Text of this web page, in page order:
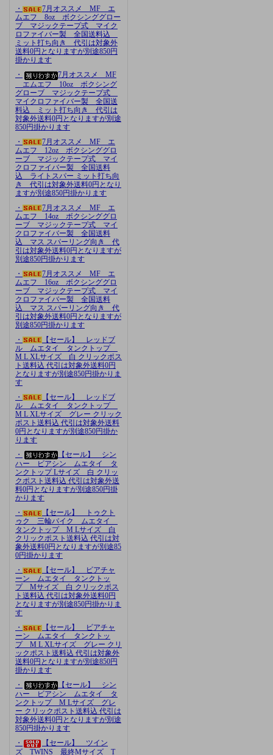
・
7月オススメ MF エ
ムエフ 8oz ボクシンググロー
ブ マジックテープ式 マイク
ロファイバー製 全国送料込
ミット打ち向き 代引は対象外
送料0円となりますが別途850円
掛かります
・
7月オススメ MF
エムエフ 10oz ボクシング
グローブ マジックテープ式
マイクロファイバー製 全国送
料込 ミット打ち向き 代引は
対象外送料0円となりますが別途
850円掛かります
・
7月オススメ MF エ
ムエフ 12oz ボクシンググロ
ーブ マジックテープ式 マイ
クロファイバー製 全国送料
込 ライトスパー ミット打ち向
き 代引は対象外送料0円となり
ますが別途850円掛かります
・
7月オススメ MF エ
ムエフ 14oz ボクシンググロ
ーブ マジックテープ式 マイ
クロファイバー製 全国送料
込 マス スパーリング向き 代
引は対象外送料0円となりますが
別途850円掛かります
・
7月オススメ MF エ
ムエフ 16oz ボクシンググロ
ーブ マジックテープ式 マイ
クロファイバー製 全国送料
込 マス スパーリング向き 代
引は対象外送料0円となりますが
別途850円掛かります
・
【セール】 レッドブ
ル ムエタイ タンクトップ
M L XLサイズ 白 クリックポス
ト送料込 代引は対象外送料0円
となりますが別途850円掛かりま
す
・
【セール】 レッドブ
ル ムエタイ タンクトップ
M L XLサイズ グレー クリック
ポスト送料込 代引は対象外送料
0円となりますが別途850円掛か
ります
・
【セール】 シン
ハー ビアシン ムエタイ タ
ンクトップ Lサイズ 白 クリッ
クポスト送料込 代引は対象外送
料0円となりますが別途850円掛
かります
・
【セール】 トゥクト
ゥク 三輪バイク ムエタイ
タンクトップ M Lサイズ 白
クリックポスト送料込 代引は対
象外送料0円となりますが別途85
0円掛かります
・
【セール】 ビアチャ
ーン ムエタイ タンクトッ
プ Mサイズ 白 クリックポス
ト送料込 代引は対象外送料0円
となりますが別途850円掛かりま
す
・
【セール】 ビアチャ
ーン ムエタイ タンクトッ
プ M L XLサイズ グレー クリ
ックポスト送料込 代引は対象外
送料0円となりますが別途850円
掛かります
・
【セール】 シン
ハー ビアシン ムエタイ タ
ンクトップ M Lサイズ グレ
ー クリックポスト送料込 代引は
対象外送料0円となりますが別途
850円掛かります
・
【セール】 ツイン
ズ TWINS 最終Mサイズ T